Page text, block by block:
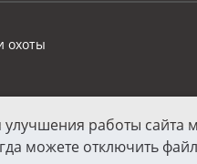
охоты
улучшения работы сайта
можете отключить